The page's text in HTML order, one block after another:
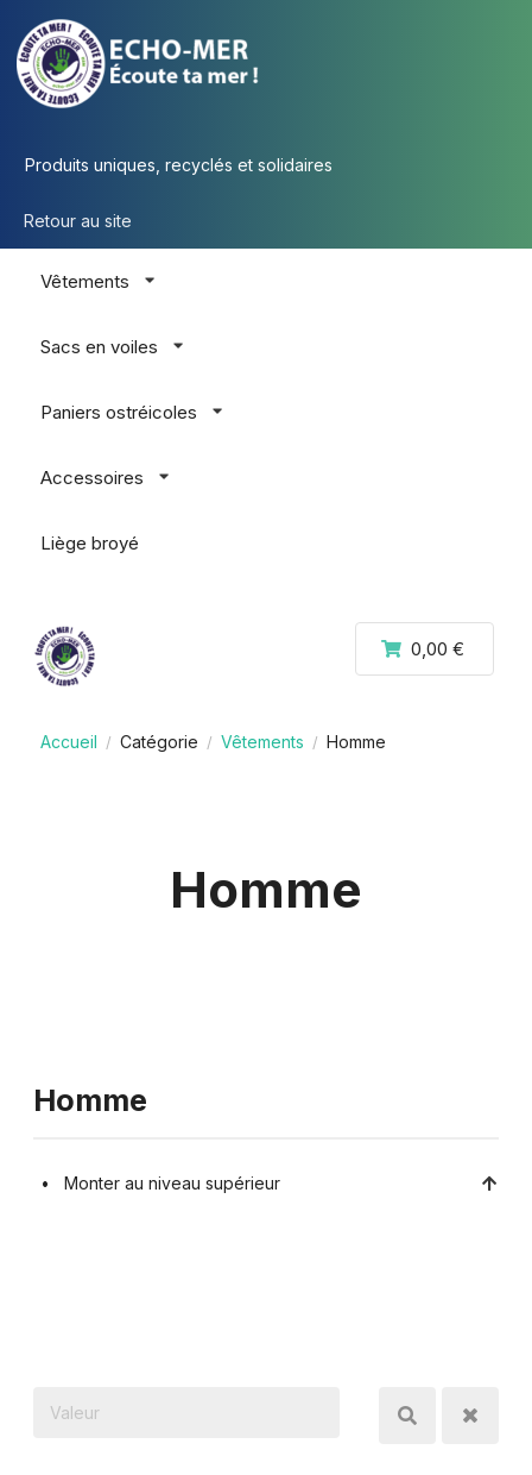
Produits uniques, recyclés et solidaires
Retour au site
Vêtements
Sacs en voiles
Paniers ostréicoles
Accessoires
Liège broyé
0,00 €
Accueil / Catégorie / Vêtements / Homme
Homme
Homme
Monter au niveau supérieur